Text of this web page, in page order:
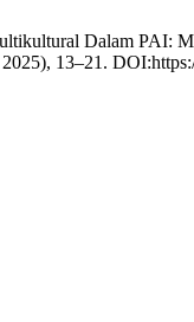
Dalam PAI:
13–21.